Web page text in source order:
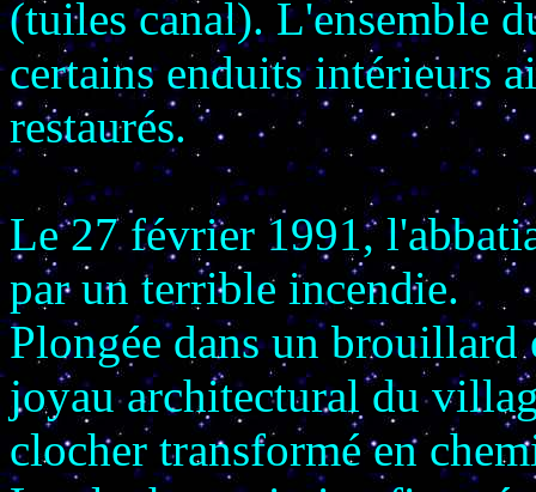
(tuiles canal). L'ensemble
certains enduits intérieurs
restaurés.
Le 27 février 1991,
par un terrible incendie.
Plongée dans un
joyau architectural du
clocher transformé en